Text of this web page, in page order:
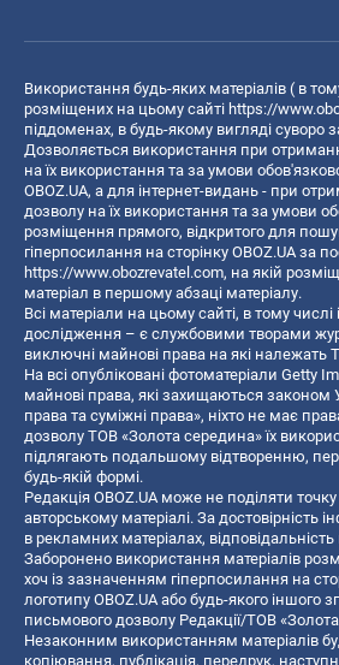
Використання будь-яких матеріалів ( в
розміщених на цьому сайті https://
піддоменах, в будь-якому вигляді суворо
Дозволяється використання при
на їх використання та за умови
OBOZ.UA, а для інтернет-видань - при
дозволу на їх використання та за умови
розміщення прямого, відкритого для
гіперпосилання на сторінку OBOZ.UA за
https://www.obozrevatel.com, на якій
матеріал в першому абзаці матеріалу.
Всі матеріали на цьому сайті, в тому числі
дослідження – є службовими творами
виключні майнові права на які належать
На всі опубліковані фотоматеріали Getty
майнові права, які захищаються законом
права та суміжні права», ніхто не має
дозволу ТОВ «Золота середина» їх
підлягають подальшому відтворенню,
будь-якій формі.
Редакція OBOZ.UA може не поділяти
авторському матеріалі. За достовірність
в рекламних матеріалах,
Заборонено використання матеріалів
хоч із зазначенням гіперпосилання на
логотипу OBOZ.UA або будь-якого іншого
письмового дозволу Редакції/ТОВ
Незаконним використанням матеріалів
копiювання, публiкацiя, передрук,